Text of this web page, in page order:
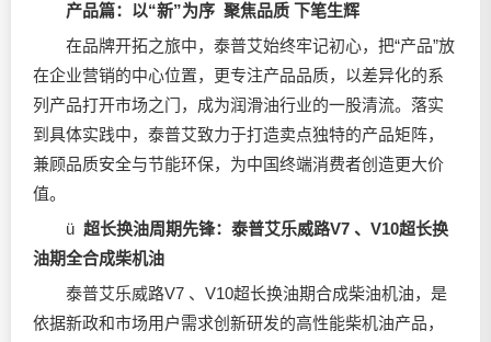
产品篇：以“新”为序 聚焦品质 下笔生辉
在品牌开拓之旅中，泰普艾始终牢记初心，把“产品”放
在企业营销的中心位置，更专注产品品质，以差异化的系
列产品打开市场之门，成为润滑油行业的一股清流。落实
到具体实践中，泰普艾致力于打造卖点独特的产品矩阵，
兼顾品质安全与节能环保，为中国终端消费者创造更大价
值。
ü 超长换油周期先锋：泰普艾乐威路V7 、V10超长换
油期全合成柴机油
泰普艾乐威路V7 、V10超长换油期合成柴油机油，是
依据新政和市场用户需求创新研发的高性能柴机油产品，